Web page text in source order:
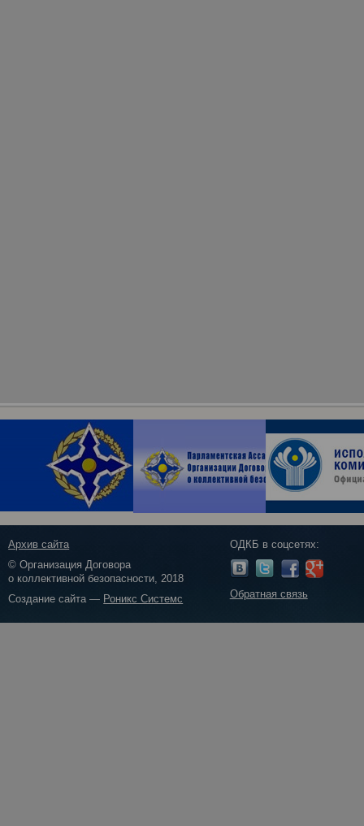
Архив сайта
© Организация Договора
о коллективной безопасности, 2018
Создание сайта — Роникс Системс
ОДКБ в соцсетях:
Обратная связь